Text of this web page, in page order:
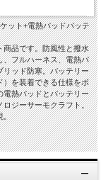
ット+電熱パッドバッテ
商品です。防風性と撥水
、フルハーネス、電熱パ
リッド防寒。バッテリー
）を装着できる仕様をボ
電熱パッドとバッテリー
ジーサーモクラフト。
。